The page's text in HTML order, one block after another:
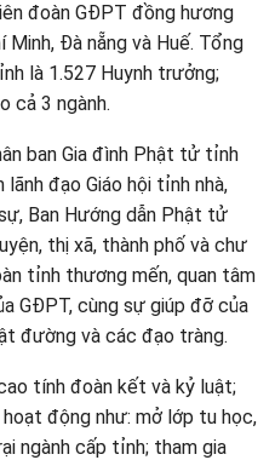
đoàn GĐPT đồng hương
Minh, Đà nẵng và Huế. Tổng
là 1.527 Huynh trưởng;
cả 3 ngành.
ban Gia đình Phật tử tỉnh
đạo Giáo hội tỉnh nhà,
Ban Hướng dẫn Phật tử
thị xã, thành phố và chư
tỉnh thương mến, quan tâm
GĐPT, cùng sự giúp đỡ của
đường và các đạo tràng.
tính đoàn kết và kỷ luật;
động như: mở lớp tu học,
ngành cấp tỉnh; tham gia